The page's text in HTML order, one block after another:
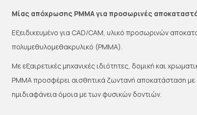
Μίας απόχρωσης PMMA για προσωρινές
Εξειδικευμένο για CAD/CAM, υλικό προσωρινών
πολυμεθυλομεθακρυλικό (PMMA).
Με εξαιρετικές μηχανικές ιδιότητες, δομική και
PMMA προσφέρει αισθητικά ζωντανή αποκατάσταση με
ημιδιαφάνεια όμοια με των φυσικών δοντιών.